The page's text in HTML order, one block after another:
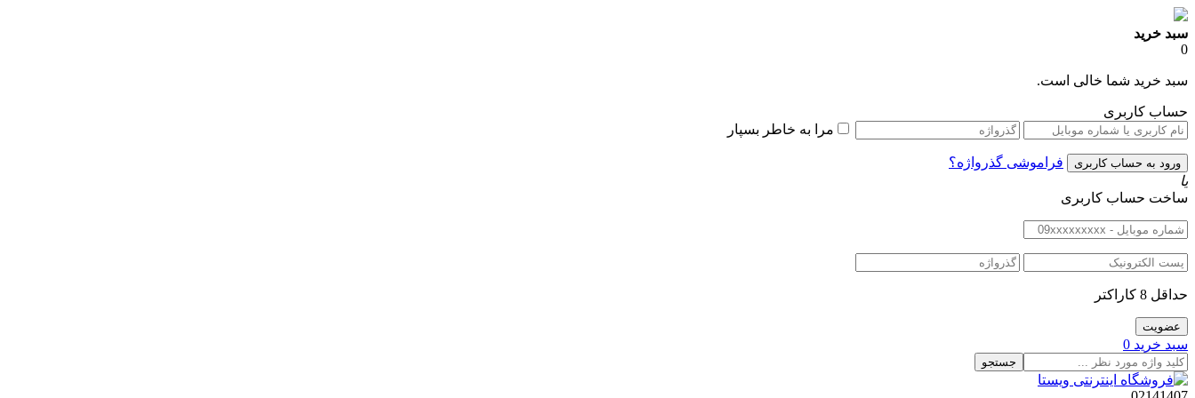
سبد خرید
0
سبد خرید شما خالی است.
حساب کاربری
مرا به خاطر بسپار
فراموشی گذرواژه؟
یا
ساخت حساب کاربری
حداقل 8 کاراکتر
سبد خرید 0
جستجو